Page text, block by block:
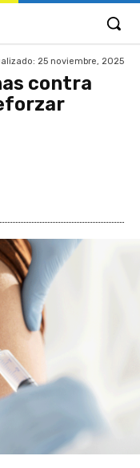
25 noviembre, 2025
contra